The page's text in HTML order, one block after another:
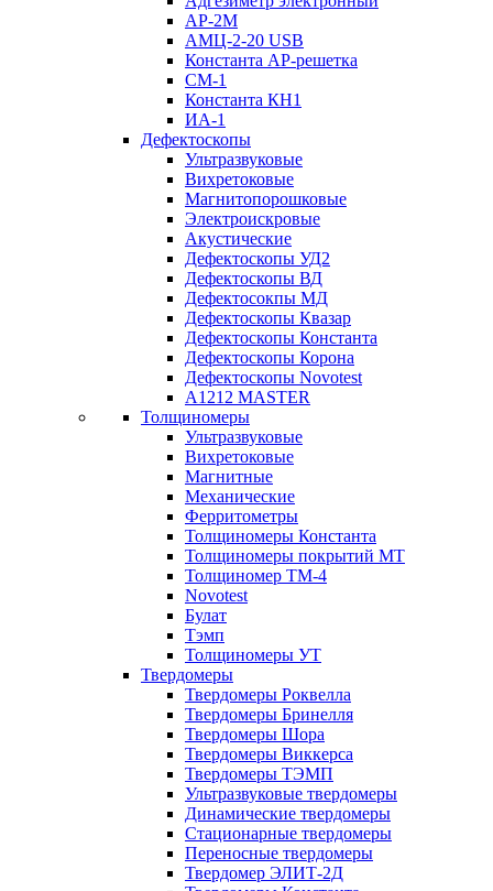
АР-2М
АМЦ-2-20 USB
Константа АР-решетка
СМ-1
Константа КН1
ИА-1
Дефектоскопы
Ультразвуковые
Вихретоковые
Магнитопорошковые
Электроискровые
Акустические
Дефектоскопы УД2
Дефектоскопы ВД
Дефектосокпы МД
Дефектоскопы Квазар
Дефектоскопы Константа
Дефектоскопы Корона
Дефектоскопы Novotest
А1212 MASTER
Толщиномеры
Ультразвуковые
Вихретоковые
Магнитные
Механические
Ферритометры
Толщиномеры Константа
Толщиномеры покрытий МТ
Толщиномер ТМ-4
Novotest
Булат
Тэмп
Толщиномеры УТ
Твердомеры
Твердомеры Роквелла
Твердомеры Бринелля
Твердомеры Шора
Твердомеры Виккерса
Твердомеры ТЭМП
Ультразвуковые твердомеры
Динамические твердомеры
Стационарные твердомеры
Переносные твердомеры
Твердомер ЭЛИТ-2Д